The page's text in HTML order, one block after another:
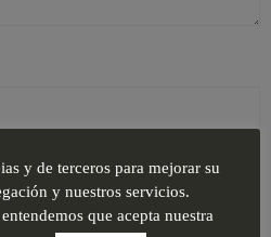
y de terceros para mejorar su
y nuestros servicios.
que acepta nuestra